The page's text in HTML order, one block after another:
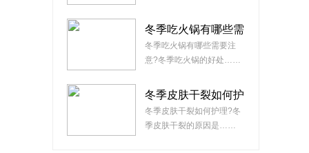
冬季吃火锅有哪些需
要注意?冬季吃火锅
的好处有哪些?
冬季吃火锅有哪些需要注
意?冬季吃火锅的好处……
冬季皮肤干裂如何护
理?冬季皮肤干裂的
原因是什么?
冬季皮肤干裂如何护理?冬
季皮肤干裂的原因是……